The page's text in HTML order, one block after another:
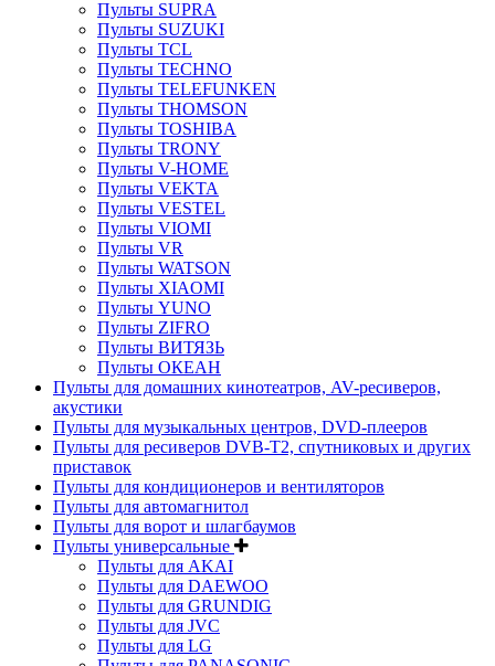
Пульты SUPRA
Пульты SUZUKI
Пульты TCL
Пульты TECHNO
Пульты TELEFUNKEN
Пульты THOMSON
Пульты TOSHIBA
Пульты TRONY
Пульты V-HOME
Пульты VEKTA
Пульты VESTEL
Пульты VIOMI
Пульты VR
Пульты WATSON
Пульты XIAOMI
Пульты YUNO
Пульты ZIFRO
Пульты ВИТЯЗЬ
Пульты ОКЕАН
Пульты для домашних кинотеатров, AV-ресиверов,
акустики
Пульты для музыкальных центров, DVD-плееров
Пульты для ресиверов DVB-T2, спутниковых и других
приставок
Пульты для кондиционеров и вентиляторов
Пульты для автомагнитол
Пульты для ворот и шлагбаумов
Пульты универсальные
Пульты для AKAI
Пульты для DAEWOO
Пульты для GRUNDIG
Пульты для JVC
Пульты для LG